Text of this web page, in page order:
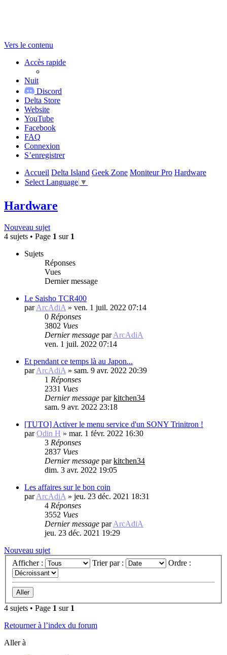
Vers le contenu
Accès rapide
Nuit
Discord
Delta Store
Website
YouTube
Facebook
FAQ
Connexion
S’enregistrer
Accueil Delta Island Geek Zone Moniteur Pro Hardware
Select Language ▼
Hardware
Nouveau sujet
4 sujets • Page 1 sur 1
Sujets
Réponses
Vues
Dernier message
Le Saisho TCR400
parArcAdiA » ven. 1 juil. 2022 07:14
0 Réponses
3802 Vues
Dernier message parArcAdiA
ven. 1 juil. 2022 07:14
Et pendant ce temps là au Japon...
parArcAdiA » sam. 9 avr. 2022 20:39
1 Réponses
2331 Vues
Dernier message parkitchen34
sam. 9 avr. 2022 23:18
[TUTO] Activer le menu service d'un SONY Trinitron !
parOdin H » mar. 1 févr. 2022 16:30
3 Réponses
2837 Vues
Dernier message parkitchen34
dim. 3 avr. 2022 19:05
Les affaires sur le bon coin
parArcAdiA » jeu. 23 déc. 2021 18:31
4 Réponses
3552 Vues
Dernier message parArcAdiA
jeu. 23 déc. 2021 19:29
Nouveau sujet
Afficher :
Trier par : Ordre :
4 sujets • Page 1 sur 1
Retourner à l’index du forum
Aller à